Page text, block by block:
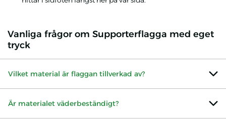
Vanliga frågor om Supporterflagga med eget
tryck
Vilket material är flaggan tillverkad av?
Är materialet väderbeständigt?